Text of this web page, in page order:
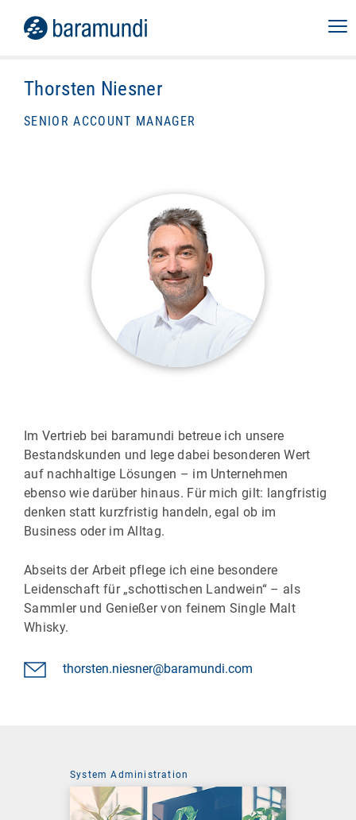
Thorsten Niesner
SENIOR ACCOUNT MANAGER
Im Vertrieb bei baramundi betreue ich unsere
Bestandskunden und lege dabei besonderen Wert
auf nachhaltige Lösungen – im Unternehmen
ebenso wie darüber hinaus. Für mich gilt: langfristig
denken statt kurzfristig handeln, egal ob im
Business oder im Alltag.
Abseits der Arbeit pflege ich eine besondere
Leidenschaft für „schottischen Landwein“ – als
Sammler und Genießer von feinem Single Malt
Whisky.
thorsten.niesner@baramundi.com
System Administration